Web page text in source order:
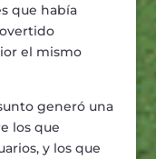
que había
el mismo
generó una
los que
y los que